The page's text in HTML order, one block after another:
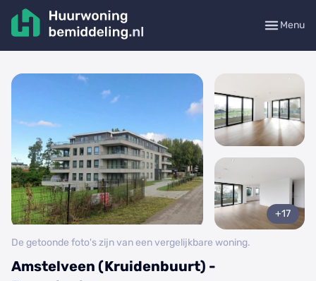
Menu
Amstelveen (Kruidenbuurt) -
+17
De getoonde foto's zijn van een vergelijkbare woning.